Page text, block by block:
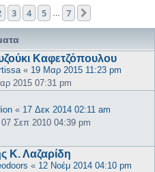
από7
3 4 5 7
Καφετζόπουλου
« 19 Μαρ 2015 11:23 pm
2015 07:31 pm
« 17 Δεκ 2014 02:11 am
07 Σεπ 2010 04:39 pm
Κ. Λαζαρίδη
« 12 Νοέμ 2014 04:10 pm